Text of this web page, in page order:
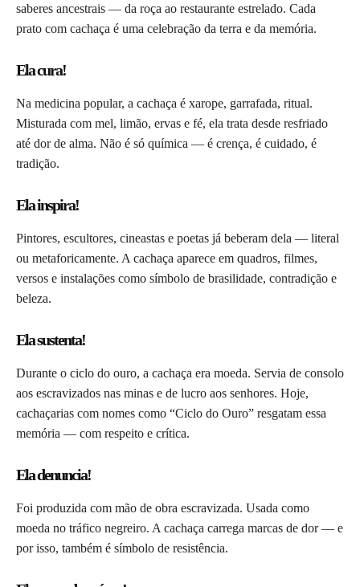
saberes ancestrais — da roça ao restaurante estrelado. Cada
prato com cachaça é uma celebração da terra e da memória.
Ela cura!
Na medicina popular, a cachaça é xarope, garrafada, ritual.
Misturada com mel, limão, ervas e fé, ela trata desde resfriado
até dor de alma. Não é só química — é crença, é cuidado, é
tradição.
Ela inspira!
Pintores, escultores, cineastas e poetas já beberam dela — literal
ou metaforicamente. A cachaça aparece em quadros, filmes,
versos e instalações como símbolo de brasilidade, contradição e
beleza.
Ela sustenta!
Durante o ciclo do ouro, a cachaça era moeda. Servia de consolo
aos escravizados nas minas e de lucro aos senhores. Hoje,
cachaçarias com nomes como “Ciclo do Ouro” resgatam essa
memória — com respeito e crítica.
Ela denuncia!
Foi produzida com mão de obra escravizada. Usada como
moeda no tráfico negreiro. A cachaça carrega marcas de dor — e
por isso, também é símbolo de resistência.